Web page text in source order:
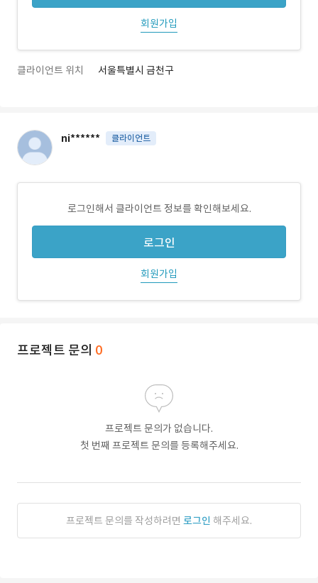
회원가입
클라이언트 위치 서울특별시 금천구
ni****** 클라이언트
로그인해서 클라이언트 정보를 확인해보세요.
로그인
회원가입
프로젝트 문의 0
프로젝트 문의가 없습니다.
첫 번째 프로젝트 문의를 등록해주세요.
프로젝트 문의를 작성하려면 로그인 해주세요.